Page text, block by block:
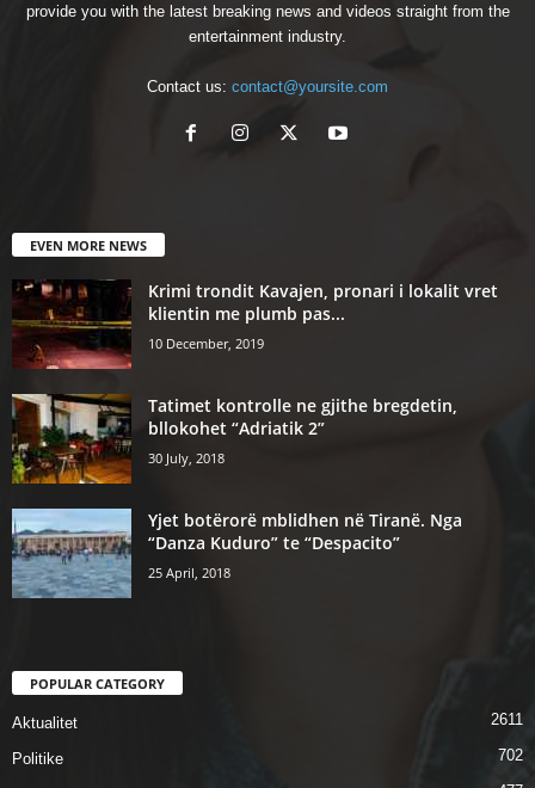
provide you with the latest breaking news and videos straight from the
entertainment industry.
Contact us: contact@yoursite.com
EVEN MORE NEWS
Krimi trondit Kavajen, pronari i lokalit vret
klientin me plumb pas...
10 December, 2019
Tatimet kontrolle ne gjithe bregdetin,
bllokohet “Adriatik 2”
30 July, 2018
Yjet botërorë mblidhen në Tiranë. Nga
“Danza Kuduro” te “Despacito”
25 April, 2018
POPULAR CATEGORY
Aktualitet 2611
Politike 702